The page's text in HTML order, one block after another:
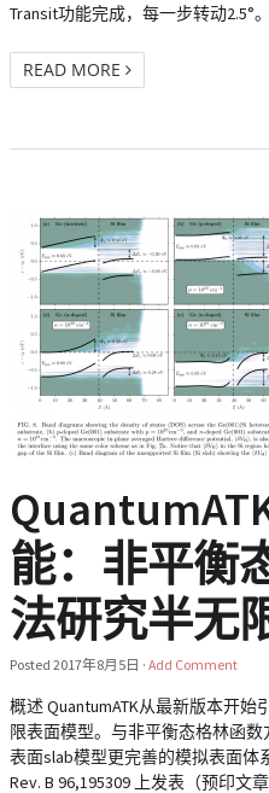
Transit功能完成，每一步转动2.5°。
READ MORE
能：非平衡
法研究半无
Posted 2017年8月5日 · Add Comment
概述 QuantumATK从最新版本开
限表面模型。与非平衡态格林函
表面slab模型更完善的模拟表面体
Rev. B 96,195309 上发表（预印文章